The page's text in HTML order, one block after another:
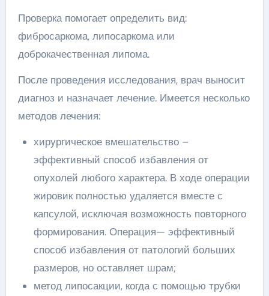
Проверка помогает определить вид:
фибросаркома, липосаркома или
доброкачественная липома.
После проведения исследования, врач выносит
диагноз и назначает лечение. Имеется несколько
методов лечения:
хирургическое вмешательство –
эффективный способ избавления от
опухолей любого характера. В ходе операции
жировик полностью удаляется вместе с
капсулой, исключая возможность повторного
формирования. Операция— эффективный
способ избавления от патологий больших
размеров, но оставляет шрам;
метод липосакции, когда с помощью трубки